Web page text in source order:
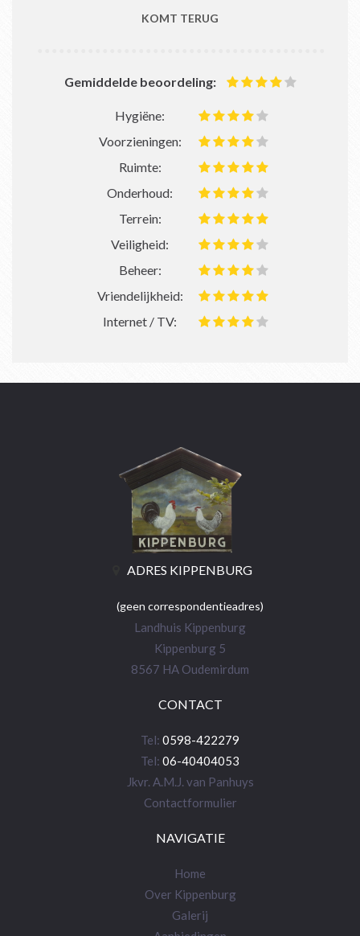
KOMT TERUG
Gemiddelde beoordeling:
Hygiëne:
Voorzieningen:
Ruimte:
Onderhoud:
Terrein:
Veiligheid:
Beheer:
Vriendelijkheid:
Internet / TV:
ADRES KIPPENBURG
(geen correspondentieadres)
Landhuis Kippenburg
Kippenburg 5
8567 HA Oudemirdum
CONTACT
Tel: 0598-422279
Tel: 06-40404053
Jkvr. A.M.J. van Panhuys
Contactformulier
NAVIGATIE
Home
Over Kippenburg
Galerij